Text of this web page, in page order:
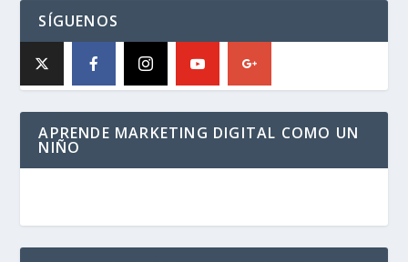
SÍGUENOS
APRENDE MARKETING DIGITAL COMO UN
NIÑO